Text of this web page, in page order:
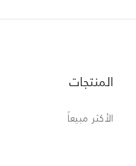
المنتجات
الأكثر مبيعاً